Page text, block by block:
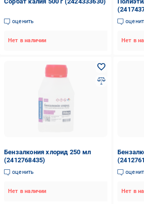
оценить
Нет в наличии Нет в
Бензалкония хлорид 250 мл
(2412768435)
оценить
Нет в наличии Нет в